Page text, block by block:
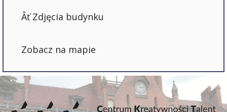
Zdjęcia budynku
Zobacz na mapie